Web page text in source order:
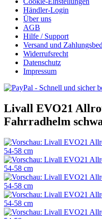
Händler-Login
Über uns
AGB
Hilfe / Support
Versand und
Widerrufsrecht
Datenschutz
Impressum
Livall EVO21
Fahrradhelm